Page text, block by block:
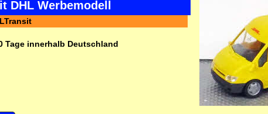
DHL Werbemodell
Tage innerhalb Deutschland